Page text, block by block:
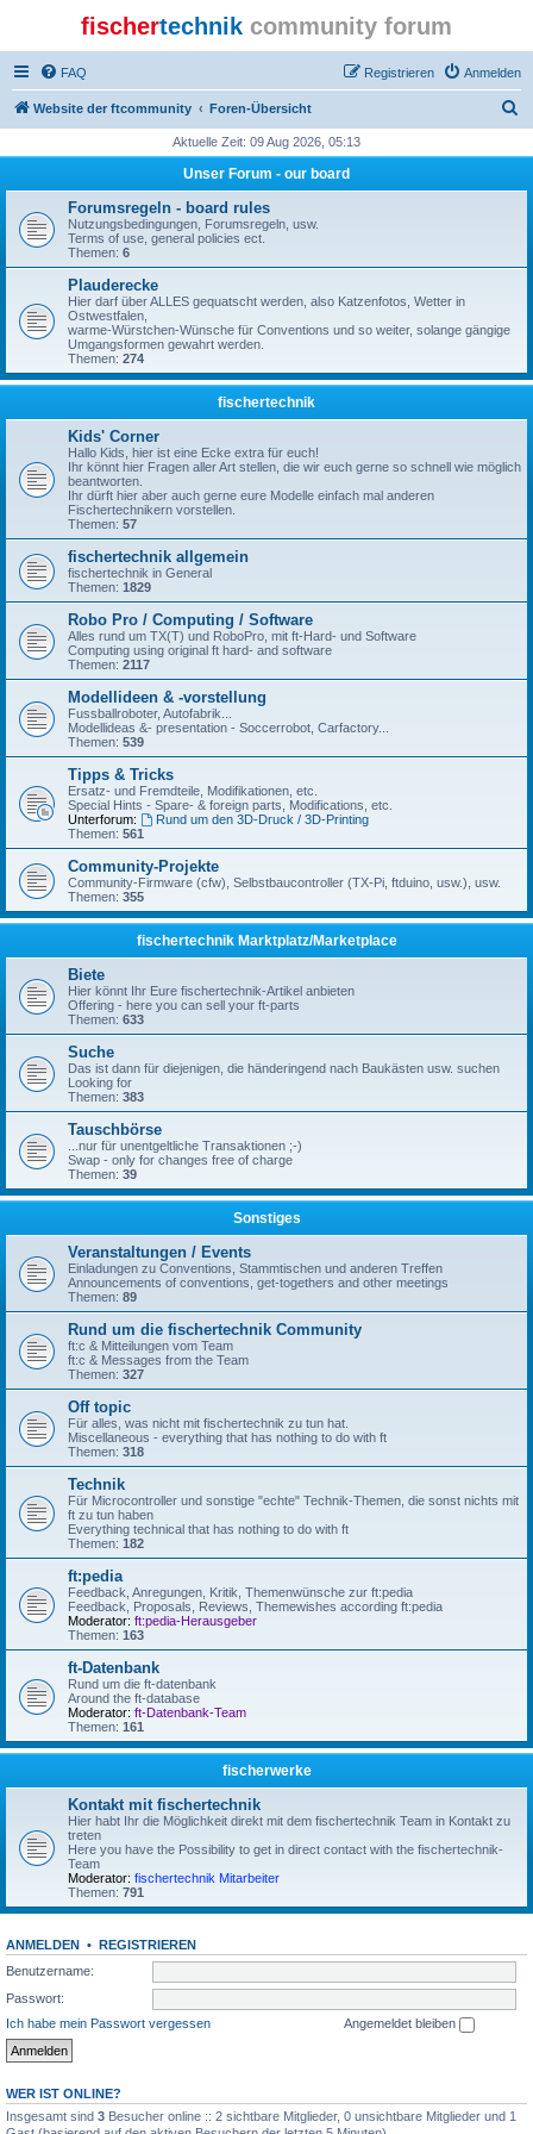
fischertechnik community forum
FAQ Anmelden
Registrieren
Website der ftcommunity Foren-Übersicht
h
Aktuelle Zeit: 09 Aug 2026, 05:13
Unser Forum - our board
Forumsregeln - board rules
Nutzungsbedingungen, Forumsregeln, usw.
Terms of use, general policies ect.
Themen: 6
Plauderecke
Hier darf über ALLES gequatscht werden, also Katzenfotos, Wetter in
Ostwestfalen,
warme-Würstchen-Wünsche für Conventions und so weiter, solange gängige
Umgangsformen gewahrt werden.
Themen: 274
fischertechnik
Kids' Corner
Hallo Kids, hier ist eine Ecke extra für euch!
Ihr könnt hier Fragen aller Art stellen, die wir euch gerne so schnell wie möglich
beantworten.
Ihr dürft hier aber auch gerne eure Modelle einfach mal anderen
Fischertechnikern vorstellen.
Themen: 57
fischertechnik allgemein
fischertechnik in General
Themen: 1829
Robo Pro / Computing / Software
Alles rund um TX(T) und RoboPro, mit ft-Hard- und Software
Computing using original ft hard- and software
Themen: 2117
Modellideen & -vorstellung
Fussballroboter, Autofabrik...
Modellideas &- presentation - Soccerrobot, Carfactory...
Themen: 539
Tipps & Tricks
Ersatz- und Fremdteile, Modifikationen, etc.
Special Hints - Spare- & foreign parts, Modifications, etc.
Unterforum:
Rund um den 3D-Druck / 3D-Printing
Themen: 561
Community-Projekte
Community-Firmware (cfw), Selbstbaucontroller (TX-Pi, ftduino, usw.), usw.
Themen: 355
fischertechnik Marktplatz/Marketplace
Biete
Hier könnt Ihr Eure fischertechnik-Artikel anbieten
Offering - here you can sell your ft-parts
Themen: 633
Suche
Das ist dann für diejenigen, die händeringend nach Baukästen usw. suchen
Looking for
Themen: 383
Tauschbörse
...nur für unentgeltliche Transaktionen ;-)
Swap - only for changes free of charge
Themen: 39
Sonstiges
Veranstaltungen / Events
Einladungen zu Conventions, Stammtischen und anderen Treffen
Announcements of conventions, get-togethers and other meetings
Themen: 89
Rund um die fischertechnik Community
ft:c & Mitteilungen vom Team
ft:c & Messages from the Team
Themen: 327
Off topic
Für alles, was nicht mit fischertechnik zu tun hat.
Miscellaneous - everything that has nothing to do with ft
Themen: 318
Technik
Für Microcontroller und sonstige "echte" Technik-Themen, die sonst nichts mit
ft zu tun haben
Everything technical that has nothing to do with ft
Themen: 182
ft:pedia
Feedback, Anregungen, Kritik, Themenwünsche zur ft:pedia
Feedback, Proposals, Reviews, Themewishes according ft:pedia
Moderator: ft:pedia-Herausgeber
Themen: 163
ft-Datenbank
Rund um die ft-datenbank
Around the ft-database
Moderator: ft-Datenbank-Team
Themen: 161
fischerwerke
Kontakt mit fischertechnik
Hier habt Ihr die Möglichkeit direkt mit dem fischertechnik Team in Kontakt zu
treten
Here you have the Possibility to get in direct contact with the fischertechnik-
Team
Moderator: fischertechnik Mitarbeiter
Themen: 791
ANMELDEN • REGISTRIEREN
Benutzername:
Passwort:
Ich habe mein Passwort vergessen
Angemeldet bleiben
WER IST ONLINE?
Insgesamt sind 3 Besucher online :: 2 sichtbare Mitglieder, 0 unsichtbare Mitglieder und 1